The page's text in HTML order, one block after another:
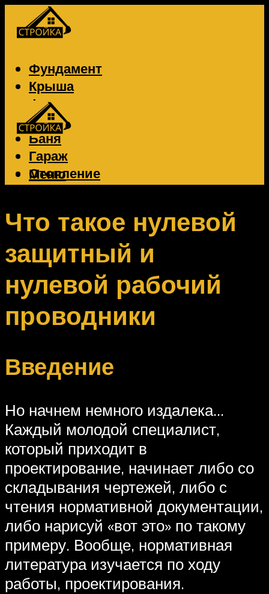
Фундамент
Крыша
Фасад
Забор
Баня
Гараж
Отопление
Вентиляция
Меню
Меню
Что такое нулевой
защитный и
нулевой рабочий
проводники
Введение
Но начнем немного издалека…
Каждый молодой специалист,
который приходит в
проектирование, начинает либо со
складывания чертежей, либо с
чтения нормативной документации,
либо нарисуй «вот это» по такому
примеру. Вообще, нормативная
литература изучается по ходу
работы, проектирования.